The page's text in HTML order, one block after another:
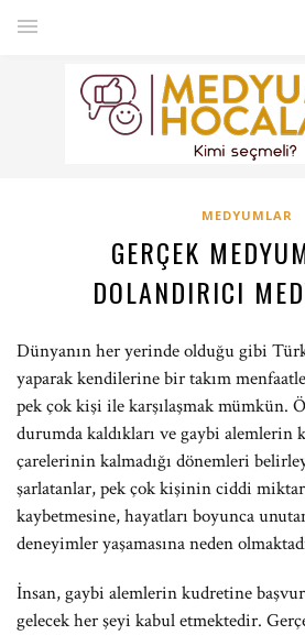
MEDYUMLAR
GERÇEK
DOLANDIRICI
Dünyanın her yerinde olduğu gibi
yaparak kendilerine bir takım
pek çok kişi ile karşılaşmak mümkün.
durumda kaldıkları ve gaybi
çarelerinin kalmadığı dönemleri
şarlatanlar, pek çok kişinin ciddi
kaybetmesine, hayatları boyunca
deneyimler yaşamasına neden
İnsan, gaybi alemlerin kudretine
gelecek her şeyi kabul etmektedir.